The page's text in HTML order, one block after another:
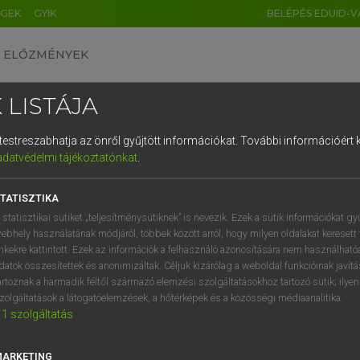
GYIK BELÉPÉS EDUID-
ELŐZMÉNYEK
szótár
VAN ELŐFIZETÉSED?
megtekintéséhez.
LISTÁJA
az önről gyűjtött információkat. További információért
tájékoztatónkat.
statisztikai sütiket „teljesítménysütiknek” is nevezik. Ezek a sütik információkat
használatának módjáról, többek között arról, hogy milyen oldalakat keresett
kattintott. Ezek az információk a felhasználó azonosítására nem
összesítettek és anonimizáltak. Céljuk kizárólag a weboldal funkcióinak
a harmadik féltől származó elemzési szolgáltatásokhoz tartozó sütik;
a látogatóelemzések, a hőtérképek és a közösségi médiaanalitika.
1 szolgáltatás
DE CN FR ES IT NL
1 2 3 4 5 6 7 8 9
q w e r t z u i
a s d f g h j k l é
í y x c v b n m , .